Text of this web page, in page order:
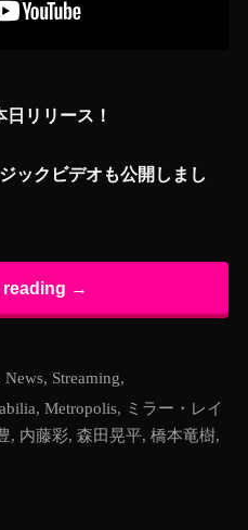
リリース！
ックビデオも公開しまし
reading →
News, Streaming,
, Metropolis, ミラー・レイ
, 内藤彩, 森田晃平, 橋本竜樹,